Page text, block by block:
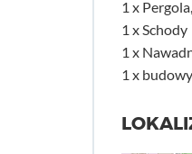
1 x
1 x Schody
1 x
1 x